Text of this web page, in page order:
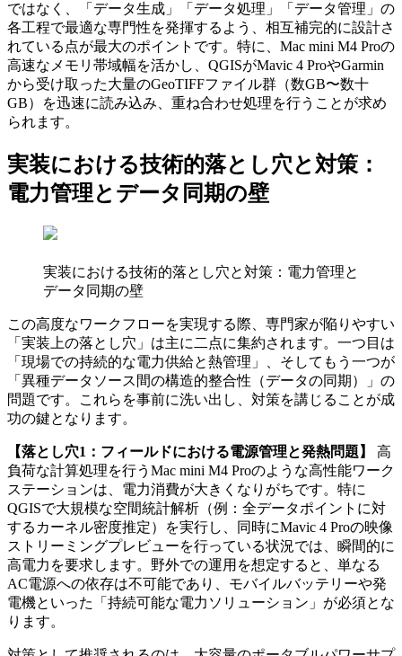
ではなく、「データ生成」「データ処理」「データ管理」の
各工程で最適な専門性を発揮するよう、相互補完的に設計さ
れている点が最大のポイントです。特に、Mac mini M4 Proの
高速なメモリ帯域幅を活かし、QGISがMavic 4 ProやGarmin
から受け取った大量のGeoTIFFファイル群（数GB〜数十
GB）を迅速に読み込み、重ね合わせ処理を行うことが求め
られます。
実装における技術的落とし穴と対策：
電力管理とデータ同期の壁
実装における技術的落とし穴と対策：電力管理と
データ同期の壁
この高度なワークフローを実現する際、専門家が陥りやすい
「実装上の落とし穴」は主に二点に集約されます。一つ目は
「現場での持続的な電力供給と熱管理」、そしてもう一つが
「異種データソース間の構造的整合性（データの同期）」の
問題です。これらを事前に洗い出し、対策を講じることが成
功の鍵となります。
【落とし穴1：フィールドにおける電源管理と発熱問題】
高
負荷な計算処理を行うMac mini M4 Proのような高性能ワーク
ステーションは、電力消費が大きくなりがちです。特に
QGISで大規模な空間統計解析（例：全データポイントに対
するカーネル密度推定）を実行し、同時にMavic 4 Proの映像
ストリーミングプレビューを行っている状況では、瞬間的に
高電力を要求します。野外での運用を想定すると、単なる
AC電源への依存は不可能であり、モバイルバッテリーや発
電機といった「持続可能な電力ソリューション」が必須とな
ります。